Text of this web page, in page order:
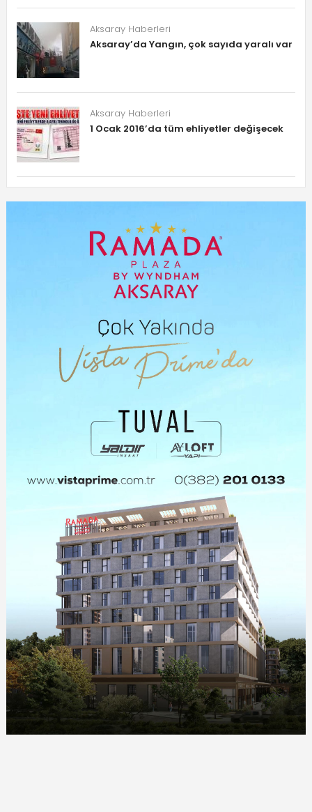
Aksaray Haberleri
Aksaray’da Yangın, çok sayıda yaralı var
Aksaray Haberleri
1 Ocak 2016’da tüm ehliyetler değişecek